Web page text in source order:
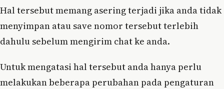
Hal tersebut memang asering terjadi jika anda tidak
menyimpan atau save nomor tersebut terlebih
dahulu sebelum mengirim chat ke anda.
Untuk mengatasi hal tersebut anda hanya perlu
melakukan beberapa perubahan pada pengaturan